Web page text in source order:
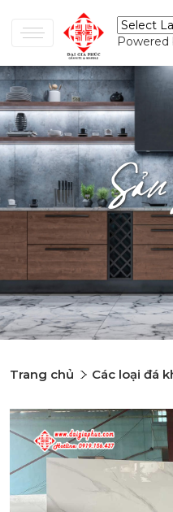
Powered
Trang chủ Các loại đá